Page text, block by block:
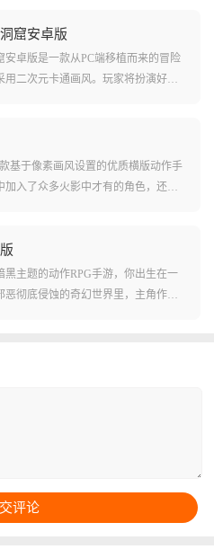
行修改，并且增强玩家们对于故事的
很多碎片化叙事的部分，对玩家们来
容!
窟安卓版
安卓版是一款从PC端移植而来的冒险
用二次元卡通画风。玩家将扮演好奇
。游戏共有六个关卡，每个关卡都有
方式，玩家需要操控角色在狭窄洞窟
断加点提高抗性与速度，解锁更多
基于像素画风设置的优质横版动作手
入了众多火影中才有的角色，还有
同的技能和大招，让玩家们的战斗
支持多人联机战斗和局域网战斗等多
和好友一起切磋技术!
黑主题的动作RPG手游，你出生在一
恶彻底侵蚀的奇幻世界里，主角作为